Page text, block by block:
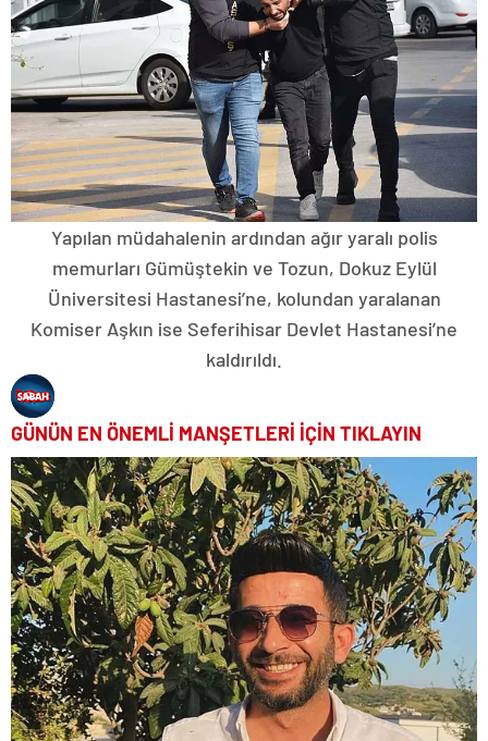
Yapılan müdahalenin ardından ağır yaralı polis
memurları Gümüştekin ve Tozun, Dokuz Eylül
Üniversitesi Hastanesi’ne, kolundan yaralanan
Komiser Aşkın ise Seferihisar Devlet Hastanesi’ne
kaldırıldı.
GÜNÜN EN ÖNEMLİ MANŞETLERİ İÇİN TIKLAYIN